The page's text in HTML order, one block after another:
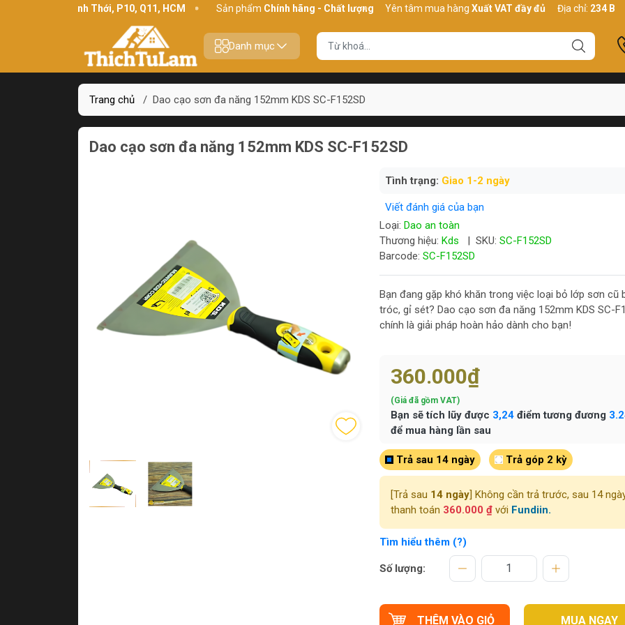
234 Bình Thới, P10, Q11, HCM Sản phẩmChính hãng - Chất lượng Yên tâm mua hàngXuất VAT đầy đủ Địa chỉ: 234 Bình Thới,
Danh mục
Trang chủ / Dao cạo sơn đa năng 152mm KDS SC-F152SD
Dao cạo sơn đa năng 152mm KDS SC-F152SD
Tình trạng: Giao 1-2 ngày
Viết đánh giá của bạn
Loại: Dao an toàn
Thương hiệu: Kds | SKU: SC-F152SD
Barcode: SC-F152SD
Bạn đang gặp khó khăn trong việc loại bỏ lớp sơn cũ
tróc, gỉ sét? Dao cạo sơn đa năng 152mm KDS SC-
chính là giải pháp hoàn hảo dành cho bạn!
360.000₫
(Giá đã gồm VAT)
Bạn sẽ tích lũy được 3,24điểm tương đương
để mua hàng lần sau
Trả sau 14 ngày Trả góp 2 kỳ
[Trả sau 14 ngày] Không cần trả trước, sau 14
thanh toán 360.000 ₫với Fundiin.
Tìm hiểu thêm (?)
Số lượng:
THÊM VÀO GIỎ MUA NGAY